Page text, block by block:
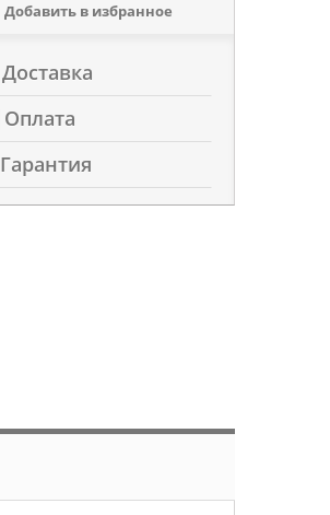
Добавить в избранное
Доставка
Оплата
Гарантия